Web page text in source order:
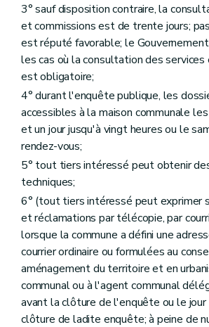
Art. 125
Art. 126
Section 8 ( Des permis délivrés par le Gouvernement ou le fonctionnaire
Art. 127
Section 9 (Des charges d'urbanisme – Décret
Art. 128
Section 10 Des voiries communales – Décret
Art. 129
Art. 129bis
Art. 129ter
Art. 129
Section 11 Des permis en relation avec
Art. 131
Art. 132
Art. 132bis
Section 12
Des dispositions
Art. 133
Art. 134
Art. 135
Art. 136
Art. 136
Art. 137
Art. 138
3° sauf disposition contraire, la
et commissions est de trente jours;
est réputé favorable; le
les cas où la consultation des services
est obligatoire;
4° durant l'enquête publique, les
accessibles à la maison communale
et un jour jusqu'à vingt heures ou le
rendez-vous;
5° tout tiers intéressé peut obtenir
techniques;
6° (tout tiers intéressé peut exprimer
et réclamations par télécopie, par
lorsque la commune a défini une
courrier ordinaire ou formulées au
aménagement du territoire et en
communal ou à l'agent communal
avant la clôture de l'enquête ou le jour
clôture de ladite enquête; à peine de